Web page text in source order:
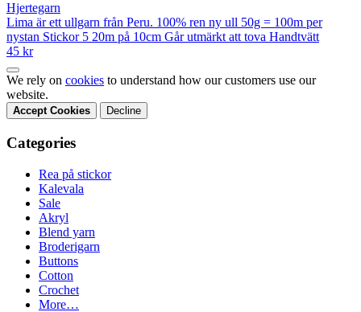
Hjertegarn
Lima är ett ullgarn från Peru. 100% ren ny ull 50g = 100m per
nystan Stickor 5 20m på 10cm Går utmärkt att tova Handtvätt
45 kr
We rely on cookies to understand how our customers use our
website.
Accept Cookies Decline
Categories
Rea på stickor
Kalevala
Sale
Akryl
Blend yarn
Broderigarn
Buttons
Cotton
Crochet
More…